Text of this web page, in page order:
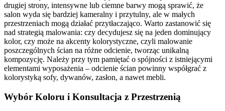
drugiej strony, intensywne lub ciemne barwy mogą sprawić, że
salon wyda się bardziej kameralny i przytulny, ale w małych
przestrzeniach mogą działać przytłaczająco. Warto zastanowić się
nad strategią malowania: czy decydujesz się na jeden dominujący
kolor, czy może na akcenty kolorystyczne, czyli malowanie
poszczególnych ścian na różne odcienie, tworząc unikalną
kompozycję. Należy przy tym pamiętać o spójności z istniejącymi
elementami wyposażenia – odcienie ścian powinny współgrać z
kolorystyką sofy, dywanów, zasłon, a nawet mebli.
Wybór Koloru i Konsultacja z Przestrzenią